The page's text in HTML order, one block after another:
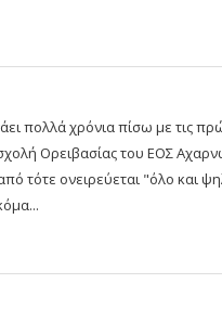
πολλά χρόνια πίσω με τις
Ορειβασίας του ΕΟΣ
τότε ονειρεύεται "όλο και